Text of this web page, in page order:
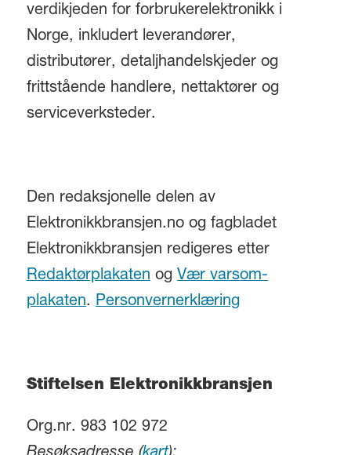
verdikjeden for forbrukerelektronikk i
Norge, inkludert leverandører,
distributører, detaljhandelskjeder og
frittstående handlere, nettaktører og
serviceverksteder.
Den redaksjonelle delen av
Elektronikkbransjen.no og fagbladet
Elektronikkbransjen redigeres etter
Redaktørplakaten og Vær varsom-
plakaten. Personvernerklæring
Stiftelsen Elektronikkbransjen
Org.nr. 983 102 972